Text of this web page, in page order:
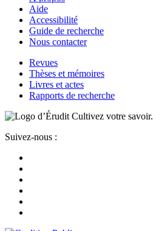
Aide
Accessibilité
Guide de recherche
Nous contacter
Revues
Thèses et mémoires
Livres et actes
Rapports de recherche
Cultivez votre savoir.
Suivez-nous :